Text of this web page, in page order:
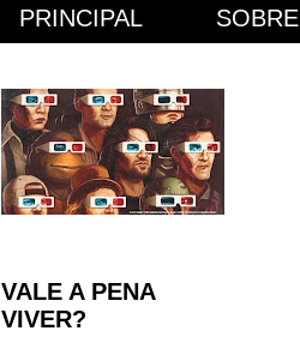
PRINCIPAL SOBRE
VALE A PENA
VIVER?